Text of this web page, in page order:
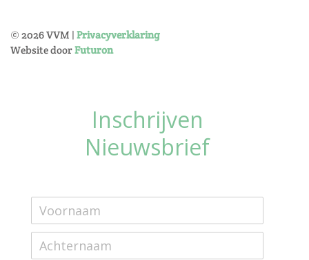
© 2026VVM | Privacyverklaring
Website doorFuturon
Inschrijven
Nieuwsbrief